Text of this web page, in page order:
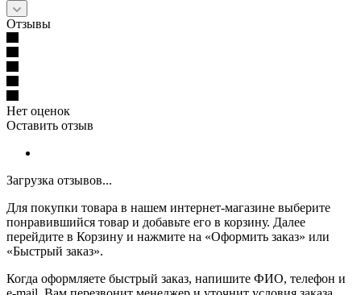
Отзывы
Нет оценок
Оставить отзыв
Загрузка отзывов...
Для покупки товара в нашем интернет-магазине выберите
понравившийся товар и добавьте его в корзину. Далее
перейдите в Корзину и нажмите на «Оформить заказ» или
«Быстрый заказ».
Когда оформляете быстрый заказ, напишите ФИО, телефон и